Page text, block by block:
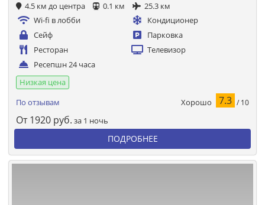
4.5 км до центра 0.1 км
25.3 км
Wi-fi в лобби
Кондиционер
Сейф
Парковка
Ресторан
Телевизор
Ресепшн 24 часа
Низкая цена
По отзывам
Хорошо 7.3 / 10
От 1920 руб. за 1 ночь
ПОДРОБНЕЕ